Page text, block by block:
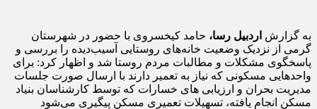
به گزارش اردبیل رسا، حامد کیخسروی با حضور در شهرستان
گرمی از نزدیک وضعیت خانه‌های روستایی آسیب‌دیده را بررسی و
پاسخگوی مشکلات و مطالبات مردم روستا شد و اظهار کرد: برای
واحدهایی مسکونی که نیاز به تعمیر دارند با ارسال صورت جلسات
مدیریت بحران و ارزیابی های خسارات که توسط کارشناسان بنیاد
مسکن انجام یافته، تسهیلات تعمیری مسکن پیگیری می‌شود